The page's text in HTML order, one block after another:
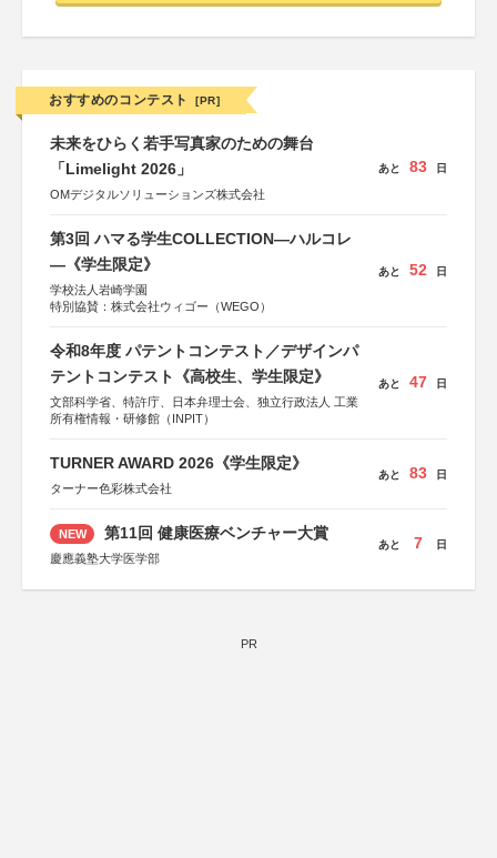
おすすめのコンテスト [PR]
未来をひらく若手写真家のための舞台
「Limelight 2026」
OMデジタルソリューションズ株式会社
あと 83 日
第3回 ハマる学生COLLECTION―ハルコレ
―《学生限定》
学校法人岩崎学園
特別協賛：株式会社ウィゴー（WEGO）
あと 52 日
令和8年度 パテントコンテスト／デザインパ
テントコンテスト《高校生、学生限定》
文部科学省、特許庁、日本弁理士会、独立行政法人 工業
所有権情報・研修館（INPIT）
あと 47 日
TURNER AWARD 2026《学生限定》
ターナー色彩株式会社
あと 83 日
NEW 第11回 健康医療ベンチャー大賞
慶應義塾大学医学部
あと 7 日
PR